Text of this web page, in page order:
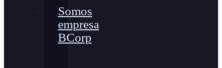
Somos
empresa
BCorp